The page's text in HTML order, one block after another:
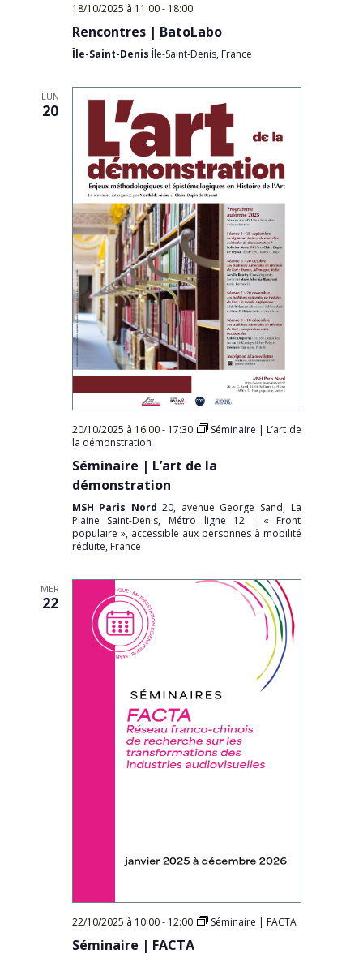
18/10/2025 à 11:00- 18:00
Rencontres | BatoLabo
Île-Saint-DenisÎle-Saint-Denis, France
LUN
20
20/10/2025 à 16:00- 17:30
Séminaire | L’art de
la démonstration
Séminaire | L’art de la
démonstration
MSH Paris Nord20, avenue George Sand, La
Plaine Saint-Denis, Métro ligne 12 : « Front
populaire », accessible aux personnes à mobilité
réduite, France
MER
22
22/10/2025 à 10:00- 12:00 Séminaire | FACTA
Séminaire | FACTA